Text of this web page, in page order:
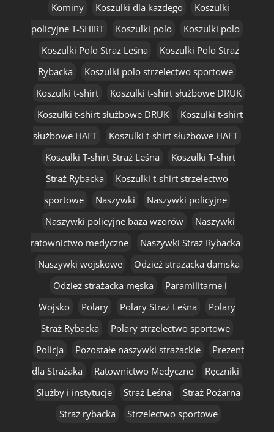
Kominy
Koszulki dla każdego
Koszulki
policyjne T-SHIRT
Koszulki polo
Koszulki polo
Koszulki Polo Straż Leśna
Koszulki Polo Straż
Rybacka
Koszulki polo strzelectwo sportowe
Koszulki t-shirt
Koszulki t-shirt służbowe DRUK
Koszulki t-shirt służbowe DRUK
Koszulki t-shirt
służbowe HAFT
Koszulki t-shirt służbowe HAFT
Koszulki T-shirt Straż Leśna
Koszulki T-shirt
Straż Rybacka
Koszulki t-shirt strzelectwo
sportowe
Naszywki
Naszywki policyjne
Naszywki policyjne baza wzorów
Naszywki
ratownictwo medyczne
Naszywki Straż Rybacka
Naszywki wojskowe
Odzież strażacka damska
Odzież strażacka męska
Paramilitarne i
Wojsko
Polary Polary Straż Leśna
Polary
Straż Rybacka
Polary strzelectwo sportowe
Policja
Pozostałe naszywki strażackie
Prezent
dla Strażaka
Ratownictwo Medyczne
Ręczniki
Służby i instytucje
Straż Leśna
Straż Pożarna
Straż rybacka
Strzelectwo sportowe